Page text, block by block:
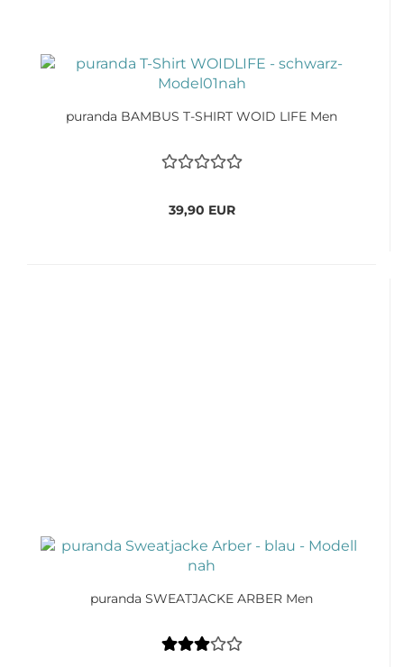
puranda BAMBUS T-SHIRT WOID LIFE Men
39,90 EUR
puranda SWEATJACKE ARBER Men